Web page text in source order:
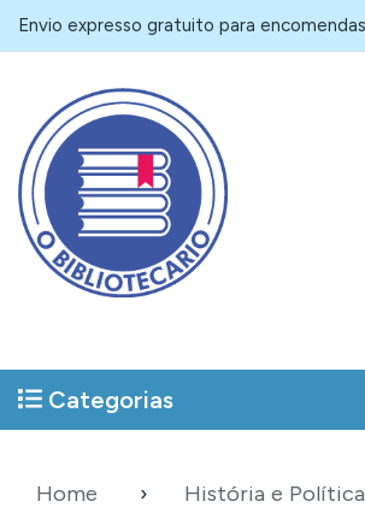
Envio expresso gratuito para
Categorias
Home História e Política